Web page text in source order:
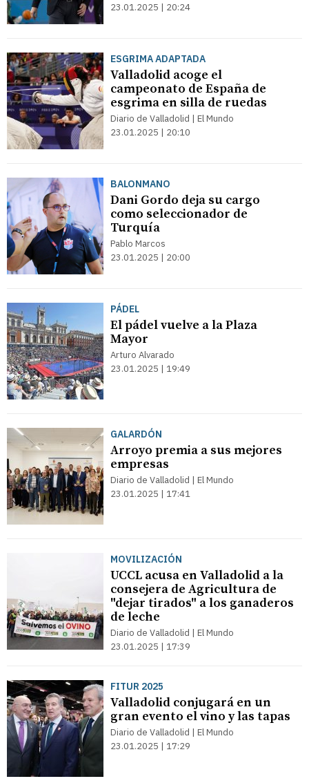
23.01.2025 | 20:24
ESGRIMA ADAPTADA
Valladolid acoge el
campeonato de España de
esgrima en silla de ruedas
Diario de Valladolid | El Mundo
23.01.2025 | 20:10
BALONMANO
Dani Gordo deja su cargo
como seleccionador de
Turquía
Pablo Marcos
23.01.2025 | 20:00
PÁDEL
El pádel vuelve a la Plaza
Mayor
Arturo Alvarado
23.01.2025 | 19:49
GALARDÓN
Arroyo premia a sus mejores
empresas
Diario de Valladolid | El Mundo
23.01.2025 | 17:41
MOVILIZACIÓN
UCCL acusa en Valladolid a la
consejera de Agricultura de
"dejar tirados" a los ganaderos
de leche
Diario de Valladolid | El Mundo
23.01.2025 | 17:39
FITUR 2025
Valladolid conjugará en un
gran evento el vino y las tapas
Diario de Valladolid | El Mundo
23.01.2025 | 17:29